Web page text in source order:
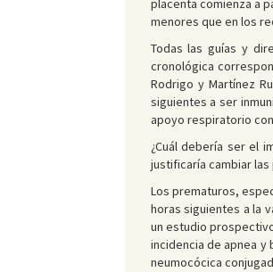
placenta comienza a
menores que en los
Todas las guías y
cronológica
Rodrigo y Martínez
siguientes a ser
apoyo respiratorio
¿Cuál debería ser el
justificaría cambiar
Los prematuros,
horas siguientes a la
un estudio
incidencia de apnea y
neumocócica